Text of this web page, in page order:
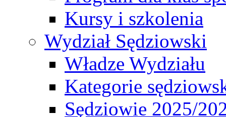
Kursy i szkolenia
Wydział Sędziowski
Władze Wydziału
Kategorie
Sędziowie 2025/